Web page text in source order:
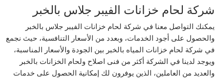
شركة لحام خزانات الفيبر جلاس بالخبر
يمكنك التواصل معنا في شركة لحام خزانات الفيبر جلاس بالخبر
والحصول على أجود الخدمات، وبعدد من الأسعار التنافسية، حيث نجمع
في شركة لحام خزانات المياه بالخبر بين الجودة والأسعار المناسبة،
ويوجد لدينا في الشركة أكثر من فنى اصلاح ولحام الخزانات بالخبر
والعديد من العاملين، الذين يوفرون لك إمكانية الحصول على خدمات